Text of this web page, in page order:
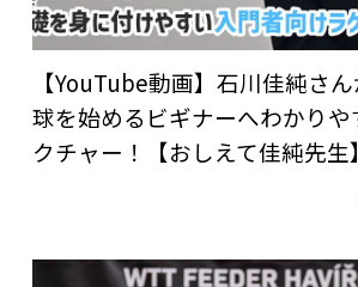
【YouTube動画】石川佳純さ
球を始めるビギナーへわかりや
クチャー！【おしえて佳純先生】